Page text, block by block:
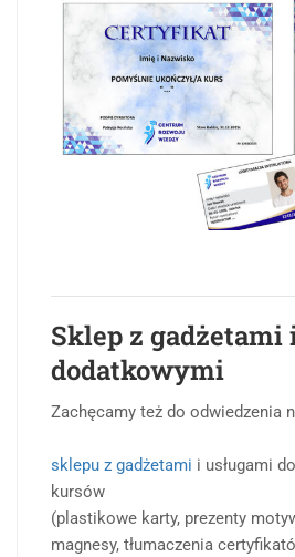
Sklep z gadżetami
dodatkowymi
Zachęcamy też do odwiedzenia
sklepu z gadżetami i usługami
kursów
(plastikowe karty, prezenty
magnesy, tłumaczenia